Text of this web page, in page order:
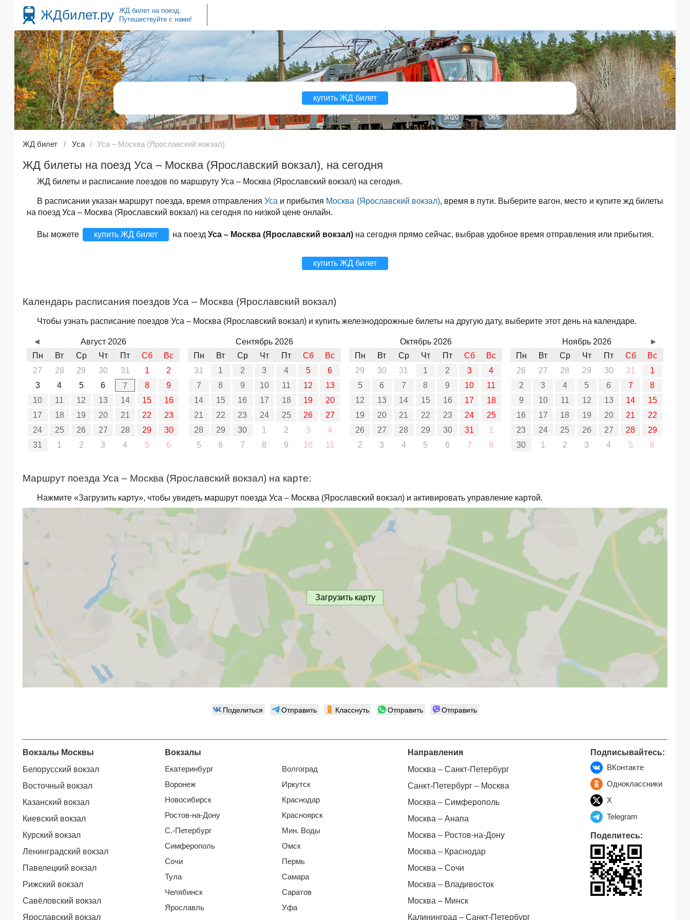
ЖДбилет.ру
ЖД билет на поезд.
Путешествуйте с нами!
купить ЖД билет
ЖД билет Уса Уса – Москва (Ярославский вокзал)
ЖД билеты на поезд Уса – Москва (Ярославский вокзал), на сегодня
ЖД билеты и расписание поездов по маршруту Уса – Москва (Ярославский вокзал) на сегодня.
В расписании указан маршрут поезда, время отправления Уса и прибытия Москва (Ярославский вокзал), время в пути. Выберите вагон, место и купите жд билеты
на поезд Уса – Москва (Ярославский вокзал) на сегодня по низкой цене онлайн.
Вы можете купить ЖД билет на поезд Уса – Москва (Ярославский вокзал) на сегодня прямо сейчас, выбрав удобное время отправления или прибытия.
купить ЖД билет
Календарь расписания поездов Уса – Москва (Ярославский вокзал)
Чтобы узнать расписание поездов Уса – Москва (Ярославский вокзал) и купить железнодорожные билеты на другую дату, выберите этот день на календаре.
Август 2026
Пн
Вт Ср Чт Пт Сб
Вс
27
28 29 30 31 1
2
3
4 5 6 7 8
9
10
11 12 13 14 15
16
17
18 19 20 21 22
23
24
25 26 27 28 29
30
31
1 2 3 4 5 6
Сентябрь 2026
Пн
Вт Ср Чт Пт Сб
Вс
31
1 2 3 4 5
6
7
8 9 10 11 12
13
14
15 16 17 18 19
20
21
22 23 24 25 26
27
28
29 30 1 2 3
4
5
6 7 8 9 10 11
Октябрь 2026
Пн
Вт Ср Чт Пт Сб
Вс
29
30 31 1 2 3
4
5
6 7 8 9 10
11
12
13 14 15 16 17
18
19
20 21 22 23 24
25
26
27 28 29 30 31
1
2
3 4 5 6 7 8
Ноябрь 2026
Пн
Вт Ср Чт Пт Сб
Вс
26
27 28 29 30 31
1
2
3 4 5 6 7
8
9
10 11 12 13 14
15
16
17 18 19 20 21
22
23
24 25 26 27 28
29
30
1 2 3 4 5 6
◄ ►
Маршрут поезда Уса – Москва (Ярославский вокзал) на карте:
Нажмите «Загрузить карту», чтобы увидеть маршрут поезда Уса – Москва (Ярославский вокзал) и активировать управление картой.
Загрузить карту
Поделиться Отправить Класснуть Отправить Отправить
Вокзалы Москвы
Белорусский вокзал
Восточный вокзал
Казанский вокзал
Киевский вокзал
Курский вокзал
Ленинградский вокзал
Павелецкий вокзал
Рижский вокзал
Савёловский вокзал
Ярославский вокзал
Вокзалы
Екатеринбург
Воронеж
Новосибирск
Ростов-на-Дону
С.-Петербург
Симферополь
Сочи
Тула
Челябинск
Ярославль
Волгоград
Иркутск
Краснодар
Красноярск
Мин. Воды
Омск
Пермь
Самара
Саратов
Уфа
Направления
Москва – Санкт-Петербург
Санкт-Петербург – Москва
Москва – Симферополь
Москва – Анапа
Москва – Ростов-на-Дону
Москва – Краснодар
Москва – Сочи
Москва – Владивосток
Москва – Минск
Калининград – Санкт-Петербург
Подписывайтесь:
ВКонтакте
Одноклассники
X
Telegram
Поделитесь: